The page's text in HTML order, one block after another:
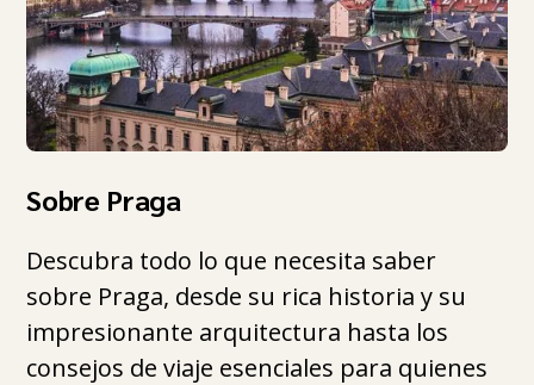
Sobre Praga
Descubra todo lo que necesita saber
sobre Praga, desde su rica historia y su
impresionante arquitectura hasta los
consejos de viaje esenciales para quienes